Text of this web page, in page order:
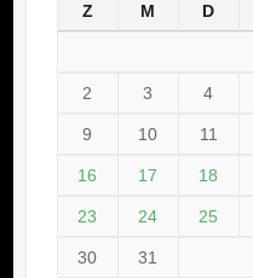
Z M D
2 3 4
9 10 11
16 17 18
23 24 25
30
31